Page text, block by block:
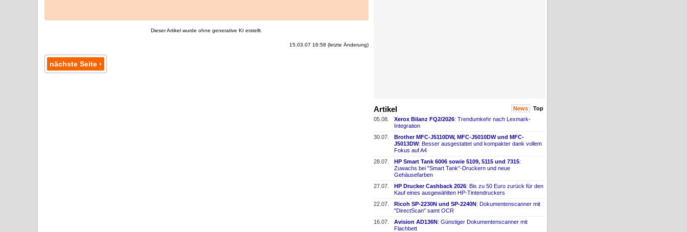
Dieser Artikel wurde ohne generative KI erstellt.
15.03.07 16:58 (letzte Änderung)
nächste Seite ›
Artikel News
Top
05.08.
Xerox Bilanz FQ2/2026: Trendumkehr nach Lexmark-
Integration
30.07.
Brother MFC-​J5110DW, MFC-​J5010DW und MFC-
J5013DW: Besser ausgestattet und kompakter dank vollem
Fokus auf A4
28.07.
HP Smart Tank 6006 sowie 5109, 5115 und 7315:
Zuwachs bei "Smart Tank"-​Druckern und neue
Gehäusefarben
27.07.
HP Drucker Cashback 2026: Bis zu 50 Euro zurück für den
Kauf eines ausgewählten HP-​Tintendruckers
22.07.
Ricoh SP-​2230N und SP-​2240N: Dokumentenscanner mit
"DirectScan" samt OCR
16.07.
Avision AD136N: Günstiger Dokumentenscanner mit
Flachbett